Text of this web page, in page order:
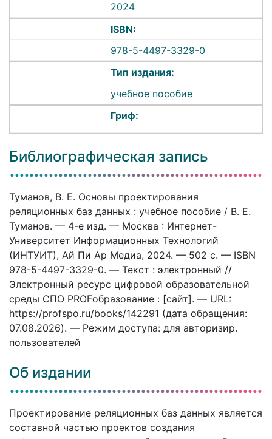
2024
ISBN:
978-5-4497-3329-0
Тип издания:
учебное пособие
Гриф:
Библиографическая запись
Туманов, В. Е. Основы проектирования
реляционных баз данных : учебное пособие / В. Е.
Туманов. — 4-е изд. — Москва : Интернет-
Университет Информационных Технологий
(ИНТУИТ), Ай Пи Ар Медиа, 2024. — 502 c. — ISBN
978-5-4497-3329-0. — Текст : электронный //
Электронный ресурс цифровой образовательной
среды СПО PROFобразование : [сайт]. — URL:
https://profspo.ru/books/142291 (дата обращения:
07.08.2026). — Режим доступа: для авторизир.
пользователей
Об издании
Проектирование реляционных баз данных является
составной частью проектов создания